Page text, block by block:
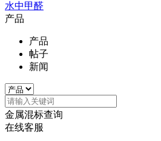
水中甲醛
产品
产品
帖子
新闻
金属混标查询
在线客服